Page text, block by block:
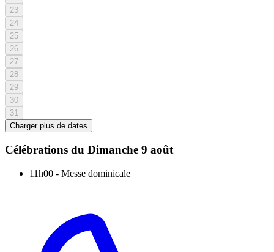
23
24
25
26
27
28
29
30
31
Charger plus de dates
Célébrations du Dimanche 9 août
11h00 - Messe dominicale